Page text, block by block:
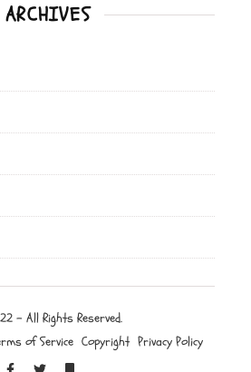
ARCHIVES
- All Rights Reserved.
of Service Copyright Privacy Policy